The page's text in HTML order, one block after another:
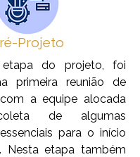
Projeto
etapa do projeto, foi
primeira reunião de
a equipe alocada
de algumas
para o início
Nesta etapa também